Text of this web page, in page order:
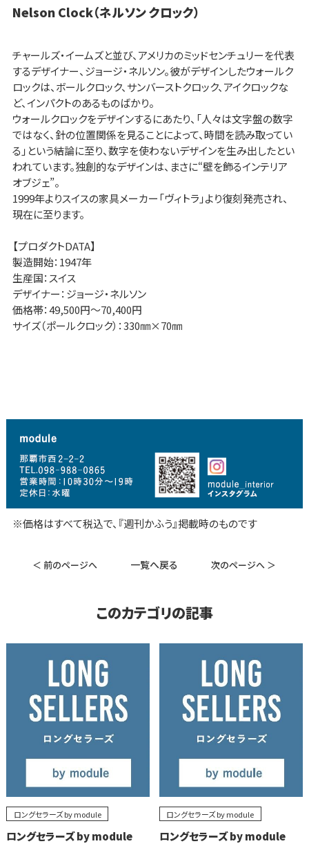
Nelson Clock（ネルソン クロック）
チャールズ・イームズと並び、アメリカのミッドセンチュリーを代表
するデザイナー、ジョージ・ネルソン。彼がデザインしたウォールク
ロックは、ボールクロック、サンバーストクロック、アイクロックな
ど、インパクトのあるものばかり。
ウォールクロックをデザインするにあたり、「人々は文字盤の数字
ではなく、針の位置関係を見ることによって、時間を読み取ってい
る」という結論に至り、数字を使わないデザインを生み出したとい
われています。独創的なデザインは、まさに“壁を飾るインテリア
オブジェ”。
1999年よりスイスの家具メーカー「ヴィトラ」より復刻発売され、
現在に至ります。
【プロダクトDATA】
製造開始：1947年
生産国：スイス
デザイナー：ジョージ・ネルソン
価格帯：49,500円～70,400円
サイズ（ポールクロック）：330㎜×70㎜
※価格はすべて税込で、『週刊かふう』掲載時のものです
＜ 前のページへ 一覧へ戻る 次のページへ ＞
このカテゴリの記事
ロングセラーズ by module
ロングセラーズ by module
ロングセラーズ by module
ロングセラーズ by module